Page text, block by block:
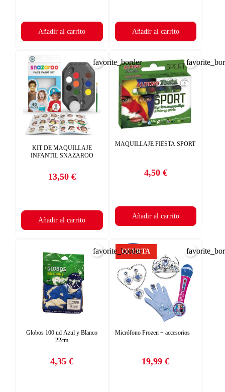
Añadir al carrito Añadir al carrito
KIT DE MAQUILLAJE
INFANTIL SNAZAROO
Precio
13,50 €
Añadir al carrito
favorite_border
MAQUILLAJE FIESTA SPORT
Precio
4,50 €
Añadir al carrito
Globos 100 ud Azul y Blanco
22cm
Precio
4,35 €
favorite_border
Micrófono Frozen + accesorios
Precio
19,99 €
OFERTA